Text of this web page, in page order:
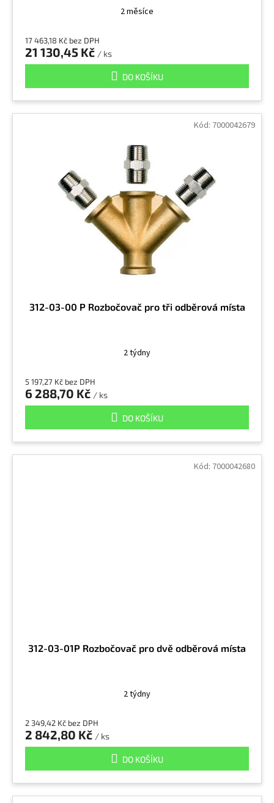
2 měsíce
17 463,18 Kč bez DPH
21 130,45 Kč / ks
DO KOŠÍKU
312-03-00 P Rozbočovač pro tři odběrová místa
2 týdny
5 197,27 Kč bez DPH
6 288,70 Kč / ks
DO KOŠÍKU
Kód: 7000042679
312-03-01P Rozbočovač pro dvě odběrová místa
2 týdny
2 349,42 Kč bez DPH
2 842,80 Kč / ks
DO KOŠÍKU
Kód: 7000042680